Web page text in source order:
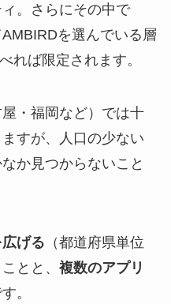
。さらにその中で
を選んでいる層
れば限定されます。
・福岡など）では十
すが、人口の少ない
か見つからないこと
げる （都道府県単位
とと、 複数のアプリ
。